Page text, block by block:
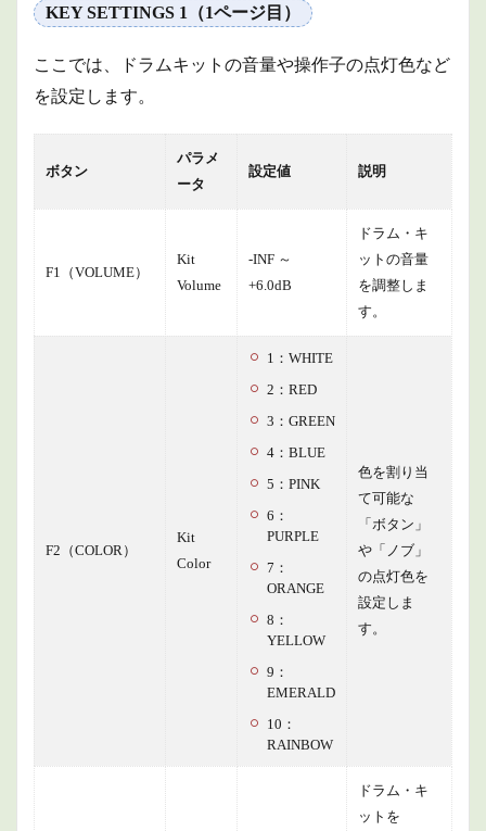
KEY SETTINGS 1（1ページ目）
ここでは、ドラムキットの音量や操作子の点灯色など
を設定します。
ボタン
パラメ
ータ
設定値 説明
F1（VOLUME）
Kit
Volume
-INF ～
+6.0dB
ドラム・キ
ットの音量
を調整しま
す。
F2（COLOR）
Kit
Color
1：WHITE
2：RED
3：GREEN
4：BLUE
5：PINK
6：
PURPLE
7：
ORANGE
8：
YELLOW
9：
EMERALD
10：
RAINBOW
色を割り当
て可能な
「ボタン」
や「ノブ」
の点灯色を
設定しま
す。
ドラム・キ
ットを